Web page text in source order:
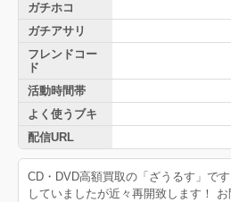
ガチホコ
ガチアサリ
フレンドコー
ド
活動時間帯
よく使うブキ
配信URL
CD・DVD高額買取の「ざうるす」で
していましたが近々再開致します！